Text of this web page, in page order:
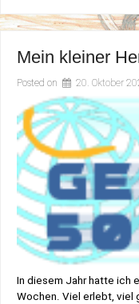
Mein kleiner
Posted on 20. Oktober
In diesem Jahr hatte ich
Wochen. Viel erlebt, viel